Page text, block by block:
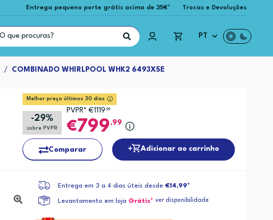
Entrega pequeno porte grátis acima de 35€* Trocas e Devoluções
PT
COMBINADO WHIRLPOOL WHK2 6493X5E
Melhor preço últimos 30 dias
-29%
sobre PVPR
PVPR* €1119 ,99
799 ,99
Comparar Adicionar ao carrinho
Entrega em 3 a 4 dias úteis desde€14,99*
Levantamento em loja Grátis* ver disponibilidade